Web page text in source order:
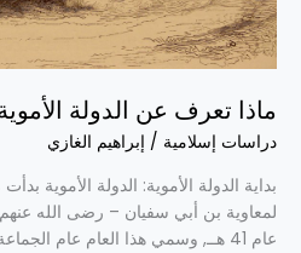
ماذا تعرف عن الدولة
دراسات إسلامية / إبراهيم الغازي
بداية الدولة الأموية: الدولة الأموية
لمعاوية بن أبي سفيان – رضى الله
عام 41 هــ, وسمي هذا العام عام